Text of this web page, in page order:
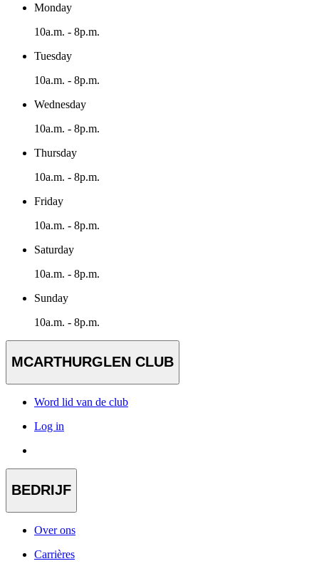
Monday
10a.m. - 8p.m.
Tuesday
10a.m. - 8p.m.
Wednesday
10a.m. - 8p.m.
Thursday
10a.m. - 8p.m.
Friday
10a.m. - 8p.m.
Saturday
10a.m. - 8p.m.
Sunday
10a.m. - 8p.m.
MCARTHURGLEN CLUB
Word lid van de club
Log in
BEDRIJF
Over ons
Carrières